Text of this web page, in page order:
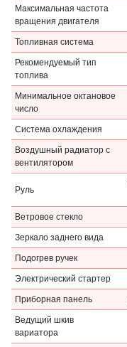
Максимальная частота
вращения двигателя
Топливная система
Рекомендуемый тип
топлива
Минимальное октановое
число
Система охлаждения
Воздушный радиатор с
вентилятором
Руль
Ветровое стекло
Зеркало заднего вида
Подогрев ручек
Электрический стартер
Приборная панель
Ведущий шкив
вариатора